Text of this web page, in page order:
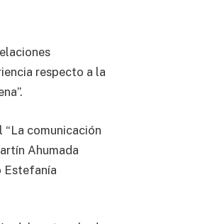
respecto a la
comunicación
Ahumada
Estefanía